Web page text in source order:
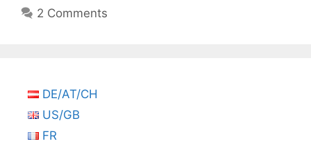
2 Comments
DE/AT/CH
US/GB
FR